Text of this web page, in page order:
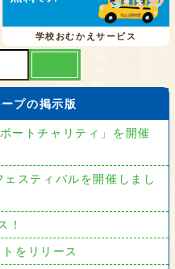
学校おむかえサービス
プの掲示版
ートチャリティ」を開催
スティバルを開催しまし
！
をリリース